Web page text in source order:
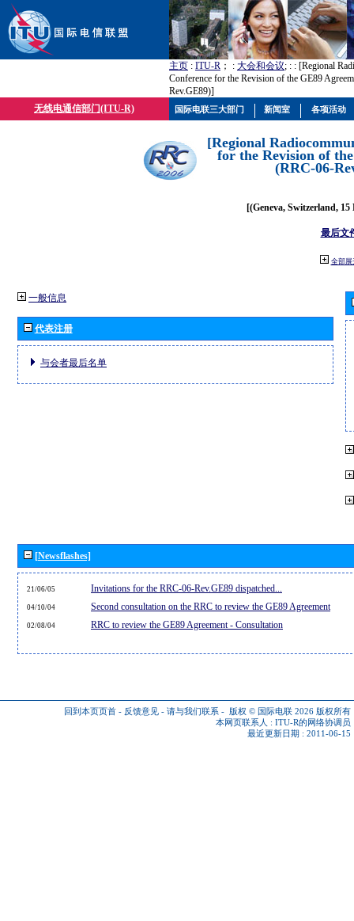
主页 : ITU-R ； : 大会和会议; : : [Regional
Conference for the Revision of the GE89
Rev.GE89)]
无线电通信部门(ITU-R)
[Regional
for the Revision of
(RRC-06-
[(Geneva, Switzerland, 15
最后文
全部展
一般信息
代表注册
与会者最后名单
[Newsflashes]
21/06/05 Invitations for the RRC-06-Rev.GE89 dispatched...
04/10/04 Second consultation on the RRC to review the GE89 Agreement
02/08/04 RRC to review the GE89 Agreement - Consultation
回到本页页首 - 反馈意见 - 请与我们联系 - 版权 © 国际电联 2026 版权所有
本网页联系人 : ITU-R的网络协调员
最近更新日期 : 2011-06-15
国际电联三大部门 新闻室 各项活动